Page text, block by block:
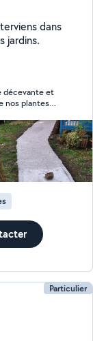
dans
jardins.
décevante et
Il a
aucune
Après 3
À nos
menaces
ami venu lui
Nous avons
et
confier quoi
Particulier